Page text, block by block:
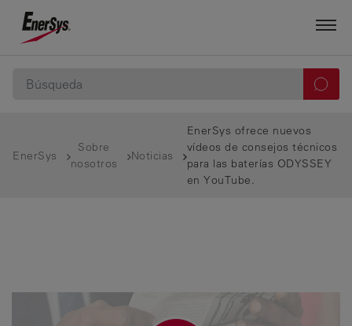
EnerSys
Sobre
nosotros
Noticias
EnerSys ofrece nuevos
vídeos de consejos técnicos
para las baterías ODYSSEY
en YouTube.